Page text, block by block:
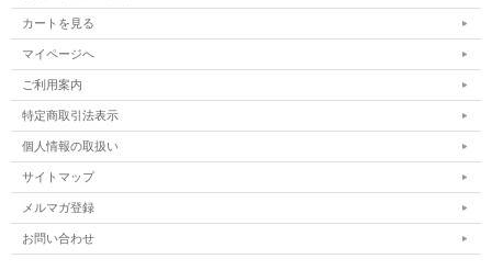
カートを見る
マイページへ
ご利用案内
特定商取引法表示
個人情報の取扱い
サイトマップ
メルマガ登録
お問い合わせ